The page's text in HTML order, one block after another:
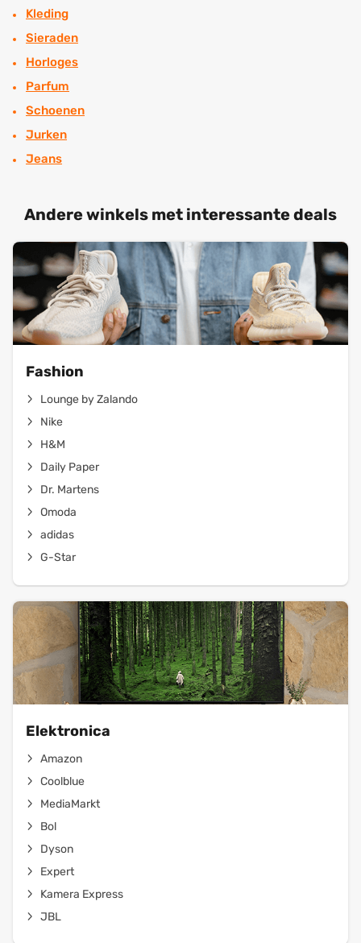
Kleding
Sieraden
Horloges
Parfum
Schoenen
Jurken
Jeans
Andere winkels met interessante deals
Fashion
Lounge by Zalando
Nike
H&M
Daily Paper
Dr. Martens
Omoda
adidas
G-Star
Elektronica
Amazon
Coolblue
MediaMarkt
Bol
Dyson
Expert
Kamera Express
JBL